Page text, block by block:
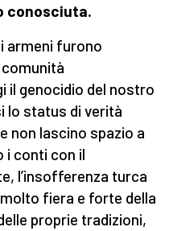
conosciuta.
armeni furono
il genocidio del nostro
lo status di verità
non lascino spazio a
i conti con il
l’insofferenza turca
fiera e forte della
proprie tradizioni,